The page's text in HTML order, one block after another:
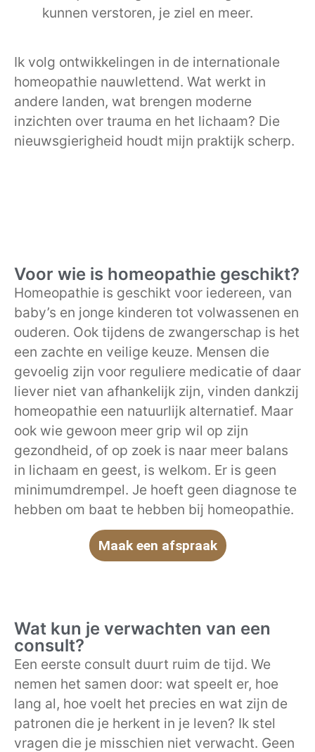
kunnen verstoren, je ziel en meer.
Ik volg ontwikkelingen in de internationale
homeopathie nauwlettend. Wat werkt in
andere landen, wat brengen moderne
inzichten over trauma en het lichaam? Die
nieuwsgierigheid houdt mijn praktijk scherp.
Voor wie is homeopathie geschikt?
Homeopathie is geschikt voor iedereen, van
baby’s en jonge kinderen tot volwassenen en
ouderen. Ook tijdens de zwangerschap is het
een zachte en veilige keuze. Mensen die
gevoelig zijn voor reguliere medicatie of daar
liever niet van afhankelijk zijn, vinden dankzij
homeopathie een natuurlijk alternatief. Maar
ook wie gewoon meer grip wil op zijn
gezondheid, of op zoek is naar meer balans
in lichaam en geest, is welkom. Er is geen
minimumdrempel. Je hoeft geen diagnose te
hebben om baat te hebben bij homeopathie.
Maak een afspraak
Wat kun je verwachten van een
consult?
Een eerste consult duurt ruim de tijd. We
nemen het samen door: wat speelt er, hoe
lang al, hoe voelt het precies en wat zijn de
patronen die je herkent in je leven? Ik stel
vragen die je misschien niet verwacht. Geen